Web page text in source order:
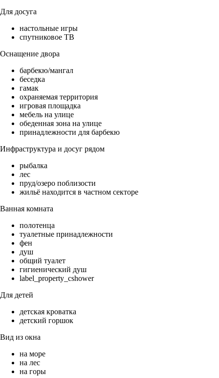
Для досуга
настольные игры
спутниковое ТВ
Оснащение двора
барбекю/мангал
беседка
гамак
охраняемая территория
игровая площадка
мебель на улице
обеденная зона на улице
принадлежности для барбекю
Инфраструктура и досуг рядом
рыбалка
лес
пруд/озеро поблизости
жильё находится в частном секторе
Ванная комната
полотенца
туалетные принадлежности
фен
душ
общий туалет
гигиенический душ
label_property_cshower
Для детей
детская кроватка
детский горшок
Вид из окна
на море
на лес
на горы